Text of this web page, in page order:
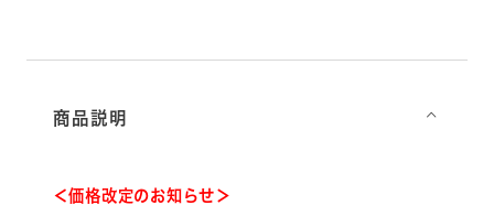
商品説明 ⌵
＜価格改定のお知らせ＞